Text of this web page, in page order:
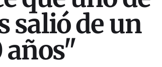
salió de un
años"